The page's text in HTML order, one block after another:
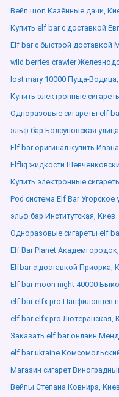
Вейп шоп Казённые дачи,
Купить elf bar с доставкой
Elf bar с быстрой доставкой
wild berries crawler
lost mary 10000 Пуща-
Купить электронные
Одноразовые сигареты elf
эльф бар Болсуновская
Elf bar оригинал купить
Elfliq жидкости
Купить электронные
Pod система Elf Bar Угорское
эльф бар Институтская, Киев
Одноразовые сигареты elf
Elf Bar Planet
Elfbar с доставкой Приорка,
Elf bar moon night 40000
elf bar elfx pro Панфиловцев
elf bar elfx pro Лютеранская,
Заказать elf bar онлайн
elf bar ukraine
Магазин сигарет
Вейпы Степана Ковнира, Киев